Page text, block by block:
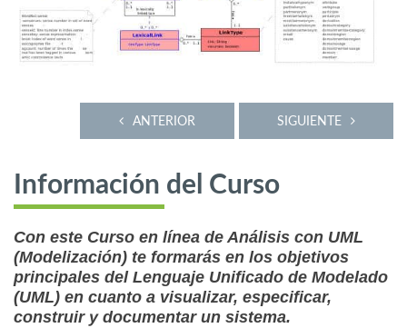
SIGUIENTE
ANTERIOR
Información del Curso
Con este Curso en línea de Análisis con UML
(Modelización) te formarás en los objetivos
principales del Lenguaje Unificado de Modelado
(UML) en cuanto a visualizar, especificar,
construir y documentar un sistema.